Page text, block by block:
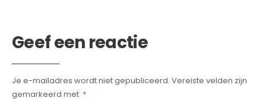
Geef een reactie
Je e-mailadres wordt niet gepubliceerd. Vereiste velden zijn
gemarkeerd met *